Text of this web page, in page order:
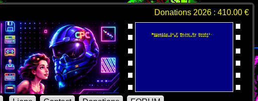
Donations 2026 : 410.00 €